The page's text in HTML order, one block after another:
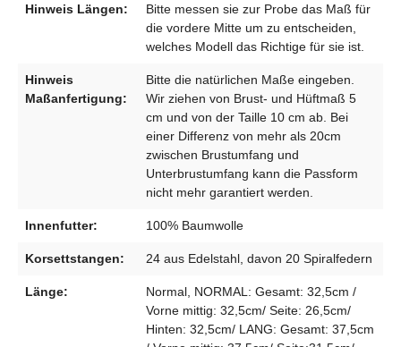
Hinweis Längen:
Bitte messen sie zur Probe das Maß für
die vordere Mitte um zu entscheiden,
welches Modell das Richtige für sie ist.
Hinweis
Maßanfertigung:
Bitte die natürlichen Maße eingeben.
Wir ziehen von Brust- und Hüftmaß 5
cm und von der Taille 10 cm ab. Bei
einer Differenz von mehr als 20cm
zwischen Brustumfang und
Unterbrustumfang kann die Passform
nicht mehr garantiert werden.
Innenfutter: 100% Baumwolle
Korsettstangen: 24 aus Edelstahl, davon 20 Spiralfedern
Länge:
Normal, NORMAL: Gesamt: 32,5cm /
Vorne mittig: 32,5cm/ Seite: 26,5cm/
Hinten: 32,5cm/ LANG: Gesamt: 37,5cm